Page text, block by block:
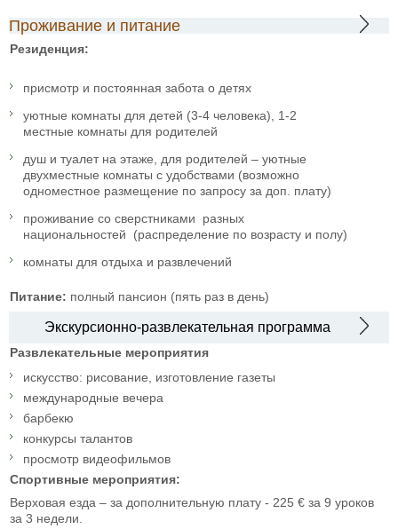
Проживание и питание
Резиденция:
присмотр и постоянная забота о детях
уютные комнаты для детей (3-4 человека), 1-2
местные комнаты для родителей
душ и туалет на этаже, для родителей – уютные
двухместные комнаты с удобствами (возможно
одноместное размещение по запросу за доп. плату)
проживание со сверстниками разных
национальностей (распределение по возрасту и полу)
комнаты для отдыха и развлечений
Питание: полный пансион (пять раз в день)
Экскурсионно-развлекательная программа
Развлекательные мероприятия
искусство: рисование, изготовление газеты
международные вечера
барбекю
конкурсы талантов
просмотр видеофильмов
Спортивные мероприятия:
Верховая езда – за дополнительную плату - 225 € за 9 уроков
за 3 недели.